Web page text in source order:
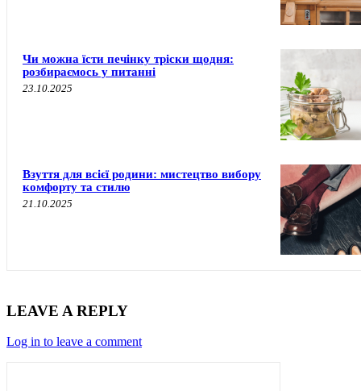
Чи можна їсти печінку тріски щодня:
розбираємось у питанні
23.10.2025
Взуття для всієї родини: мистецтво вибору
комфорту та стилю
21.10.2025
LEAVE A REPLY
Log in to leave a comment